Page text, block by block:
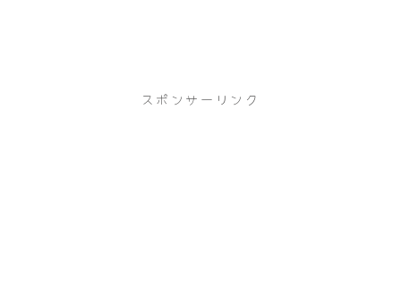
スポンサーリンク